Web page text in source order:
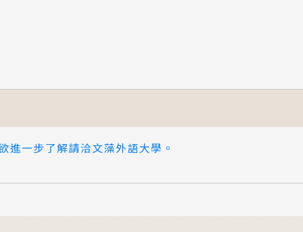
進一步了解請洽文藻外語大學。